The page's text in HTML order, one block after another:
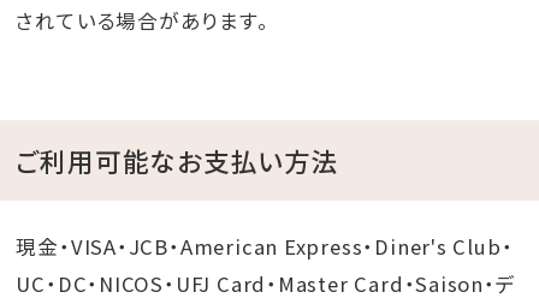
されている場合があります。
ご利用可能なお支払い方法
現金・VISA・JCB・American Express・Diner's Club・
UC・DC・NICOS・UFJ Card・Master Card・Saison・デ